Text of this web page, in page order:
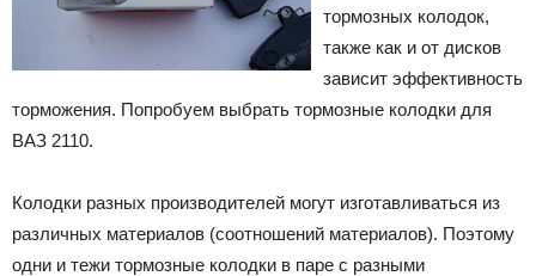
тормозных колодок,
также как и от дисков
зависит эффективность
торможения. Попробуем выбрать тормозные колодки для
ВАЗ 2110.
Колодки разных производителей могут изготавливаться из
различных материалов (соотношений материалов). Поэтому
одни и тежи тормозные колодки в паре с разными